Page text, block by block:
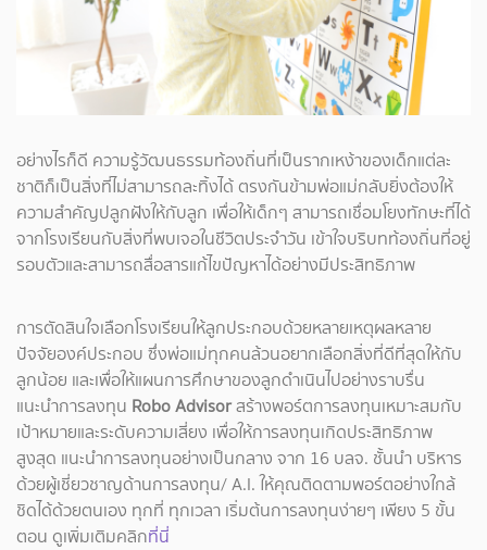
อย่างไรก็ดี ความรู้วัฒนธรรมท้องถิ่นที่เป็นรากเหง้าของเด็กแต่ละ
ชาติก็เป็นสิ่งที่ไม่สามารถละทิ้งได้ ตรงกันข้ามพ่อแม่กลับยิ่งต้องให้
ความสำคัญปลูกฝังให้กับลูก เพื่อให้เด็กๆ สามารถเชื่อมโยงทักษะที่ได้
จากโรงเรียนกับสิ่งที่พบเจอในชีวิตประจำวัน เข้าใจบริบทท้องถิ่นที่อยู่
รอบตัวและสามารถสื่อสารแก้ไขปัญหาได้อย่างมีประสิทธิภาพ
การตัดสินใจเลือกโรงเรียนให้ลูกประกอบด้วยหลายเหตุผลหลาย
ปัจจัยองค์ประกอบ ซึ่งพ่อแม่ทุกคนล้วนอยากเลือกสิ่งที่ดีที่สุดให้กับ
ลูกน้อย และเพื่อให้แผนการศึกษาของลูกดำเนินไปอย่างราบรื่น
แนะนำการลงทุน Robo Advisorสร้างพอร์ตการลงทุนเหมาะสมกับ
เป้าหมายและระดับความเสี่ยง เพื่อให้การลงทุนเกิดประสิทธิภาพ
สูงสุด แนะนำการลงทุนอย่างเป็นกลาง จาก 16 บลจ. ชั้นนำ บริหาร
ด้วยผู้เชี่ยวชาญด้านการลงทุน/ A.I. ให้คุณติดตามพอร์ตอย่างใกล้
ชิดได้ด้วยตนเอง ทุกที่ ทุกเวลา เริ่มต้นการลงทุนง่ายๆ เพียง 5 ขั้น
ตอน ดูเพิ่มเติมคลิกที่นี่